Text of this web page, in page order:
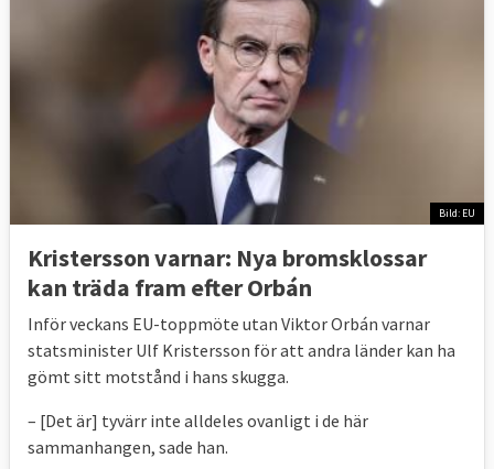
Bild: EU
Kristersson varnar: Nya bromsklossar
kan träda fram efter Orbán
Inför veckans EU-toppmöte utan Viktor Orbán varnar
statsminister Ulf Kristersson för att andra länder kan ha
gömt sitt motstånd i hans skugga.
– [Det är] tyvärr inte alldeles ovanligt i de här
sammanhangen, sade han.